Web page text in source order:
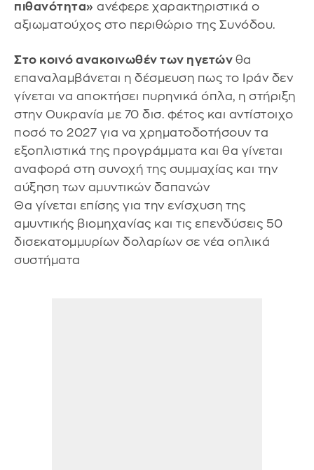
πιθανότητα» ανέφερε χαρακτηριστικά ο
αξιωματούχος στο περιθώριο της Συνόδου.
Στο κοινό ανακοινωθέν των ηγετών θα
επαναλαμβάνεται η δέσμευση πως το Ιράν δεν
γίνεται να αποκτήσει πυρηνικά όπλα, η στήριξη
στην Ουκρανία με 70 δισ. φέτος και αντίστοιχο
ποσό το 2027 για να χρηματοδοτήσουν τα
εξοπλιστικά της προγράμματα και θα γίνεται
αναφορά στη συνοχή της συμμαχίας και την
αύξηση των αμυντικών δαπανών
Θα γίνεται επίσης για την ενίσχυση της
αμυντικής βιομηχανίας και τις επενδύσεις 50
δισεκατομμυρίων δολαρίων σε νέα οπλικά
συστήματα